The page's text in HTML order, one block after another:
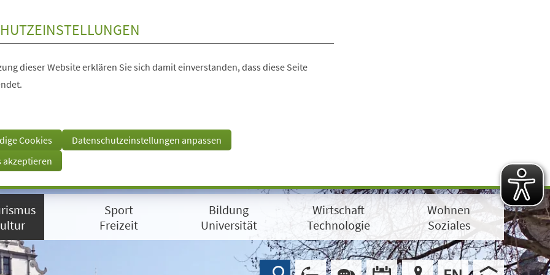
dieser Website erklären Sie sich damit einverstanden, dass diese Seite
Cookies
Datenschutzeinstellungen anpassen
akzeptieren
Sport
Freizeit
Bildung
Universität
Wirtschaft
Technologie
Wohnen
Soziales